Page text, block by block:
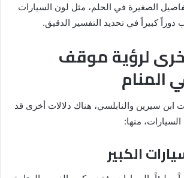
الصغيرة في الحلم، مثل لون السيارات
دوراً كبيراً في تحديد التفسير الدقيق.
لرؤية موقف
المنام
ابن سيرين والنابلسي، هناك دلالات أخرى قد
منها: